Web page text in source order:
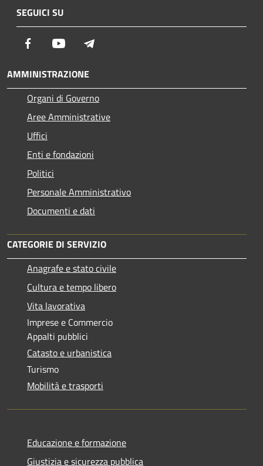
SEGUICI SU
Facebook Youtube
AMMINISTRAZIONE
Organi di Governo
Aree Amministrative
Uffici
Enti e fondazioni
Politici
Personale Amministrativo
Documenti e dati
CATEGORIE DI SERVIZIO
Anagrafe e stato civile
Cultura e tempo libero
Vita lavorativa
Imprese e Commercio
Appalti pubblici
Catasto e urbanistica
Turismo
Mobilità e trasporti
Educazione e formazione
Giustizia e sicurezza pubblica